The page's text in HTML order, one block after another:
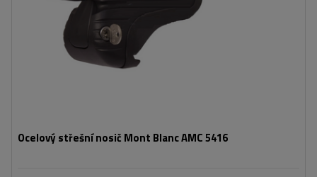
Ocelový střešní nosič Mont Blanc AMC 5416